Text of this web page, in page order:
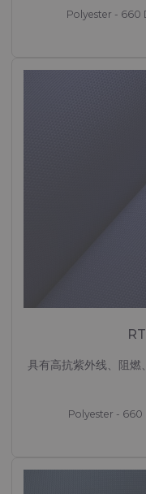
Polyester - 660
具有高抗紫外线、阻
Polyester - 660